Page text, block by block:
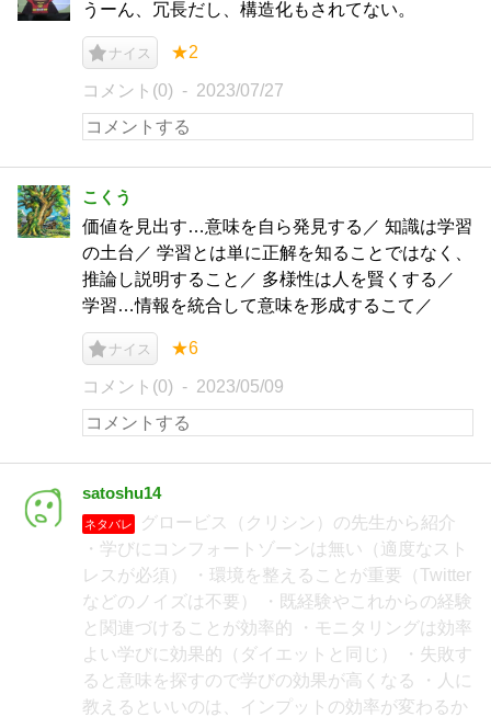
うーん、冗長だし、構造化もされてない。
ナイス ★2
コメント(0) 2023/07/27
こくう
価値を見出す…意味を自ら発見する／ 知識は学習
の土台／ 学習とは単に正解を知ることではなく、
推論し説明すること／ 多様性は人を賢くする／
学習…情報を統合して意味を形成するこて／
ナイス ★6
コメント(0) 2023/05/09
satoshu14
ネタバレ
グロービス（クリシン）の先生から紹介
・学びにコンフォートゾーンは無い（適度なスト
レスが必須） ・環境を整えることが重要（Twitter
などのノイズは不要） ・既経験やこれからの経験
と関連づけることが効率的 ・モニタリングは効率
よい学びに効果的（ダイエットと同じ） ・失敗す
ると意味を探すので学びの効果が高くなる ・人に
教えるといいのは、インプットの効率が変わるか